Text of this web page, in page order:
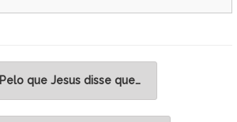
Pelo que Jesus disse que…